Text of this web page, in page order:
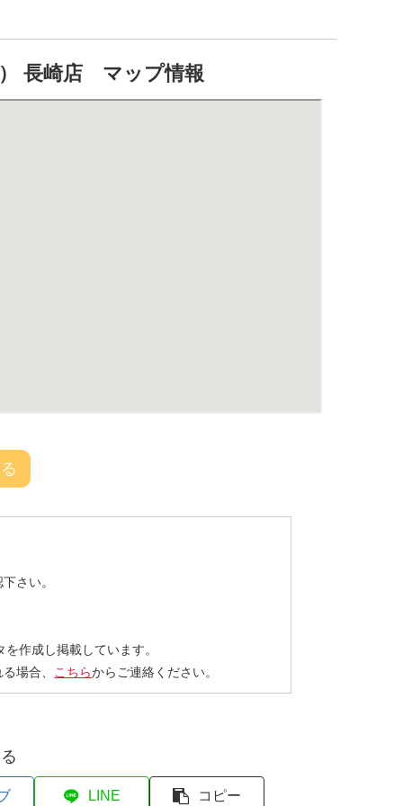
長崎店 マップ情報
さい。
作成し掲載しています。
場合、 こちらからご連絡ください。
LINE コピー